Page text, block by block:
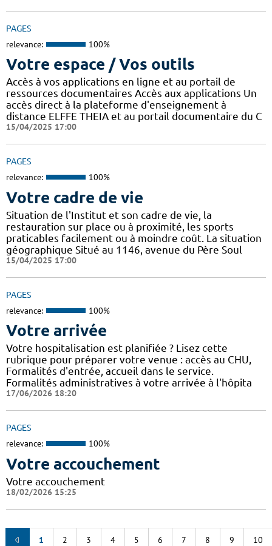
PAGES
relevance: 100%
Votre espace / Vos outils
Accès à vos applications en ligne et au portail de
ressources documentaires Accès aux applications Un
accès direct à la plateforme d'enseignement à
distance ELFFE THEIA et au portail documentaire du C
15/04/2025 17:00
PAGES
relevance: 100%
Votre cadre de vie
Situation de l'Institut et son cadre de vie, la
restauration sur place ou à proximité, les sports
praticables facilement ou à moindre coût. La situation
géographique Situé au 1146, avenue du Père Soul
15/04/2025 17:00
PAGES
relevance: 100%
Votre arrivée
Votre hospitalisation est planifiée ? Lisez cette
rubrique pour préparer votre venue : accès au CHU,
Formalités d'entrée, accueil dans le service.
Formalités administratives à votre arrivée à l'hôpita
17/06/2026 18:20
PAGES
relevance: 100%
Votre accouchement
Votre accouchement
18/02/2026 15:25
1 2 3 4 5 6 7 8 9 10